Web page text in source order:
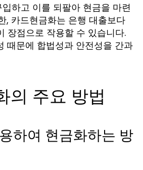
하고 이를 되팔아 현금을 마련
, 카드현금화는 은행 대출보다
장점으로 작용할 수 있습니다.
때문에 합법성과 안전성을 간과
의 주요 방법
하여 현금화하는 방